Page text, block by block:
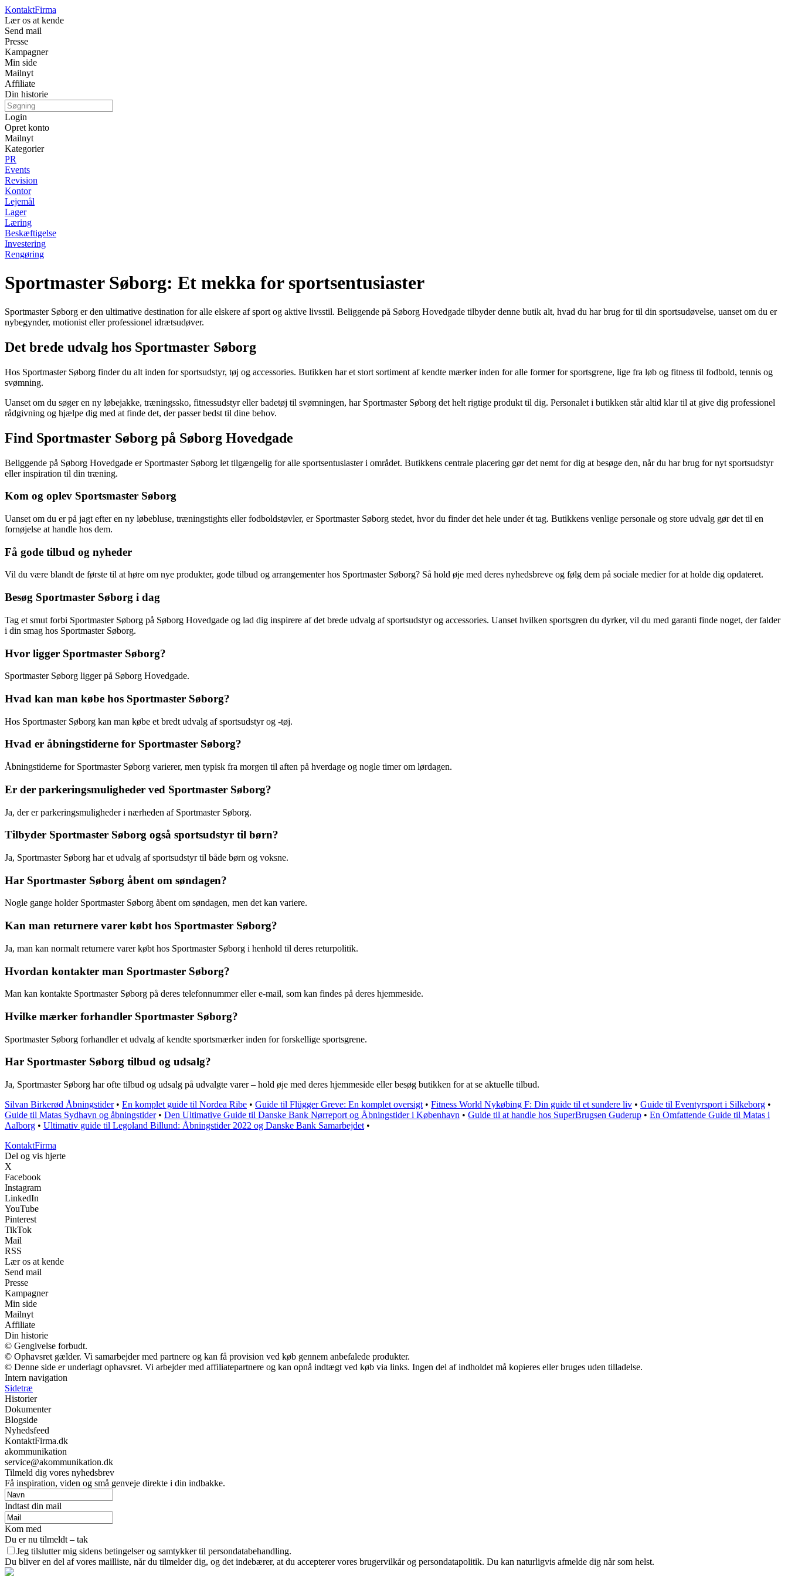
KontaktFirma
Lær os at kende
Send mail
Presse
Kampagner
Min side
Mailnyt
Affiliate
Din historie
Login
Opret konto
Mailnyt
Kategorier
PR
Events
Revision
Kontor
Lejemål
Lager
Læring
Beskæftigelse
Investering
Rengøring
Sportmaster Søborg: Et mekka for sportsentusiaster
Sportmaster Søborg er den ultimative destination for alle elskere af sport og aktive livsstil. Beliggende på Søborg Hovedgade tilbyder denne butik alt, hvad du har brug for til din sportsudøvelse, uanset om du er
nybegynder, motionist eller professionel idrætsudøver.
Det brede udvalg hos Sportmaster Søborg
Hos Sportmaster Søborg finder du alt inden for sportsudstyr, tøj og accessories. Butikken har et stort sortiment af kendte mærker inden for alle former for sportsgrene, lige fra løb og fitness til fodbold, tennis og
svømning.
Uanset om du søger en ny løbejakke, træningssko, fitnessudstyr eller badetøj til svømningen, har Sportmaster Søborg det helt rigtige produkt til dig. Personalet i butikken står altid klar til at give dig professionel
rådgivning og hjælpe dig med at finde det, der passer bedst til dine behov.
Find Sportmaster Søborg på Søborg Hovedgade
Beliggende på Søborg Hovedgade er Sportmaster Søborg let tilgængelig for alle sportsentusiaster i området. Butikkens centrale placering gør det nemt for dig at besøge den, når du har brug for nyt sportsudstyr
eller inspiration til din træning.
Kom og oplev Sportsmaster Søborg
Uanset om du er på jagt efter en ny løbebluse, træningstights eller fodboldstøvler, er Sportmaster Søborg stedet, hvor du finder det hele under ét tag. Butikkens venlige personale og store udvalg gør det til en
fornøjelse at handle hos dem.
Få gode tilbud og nyheder
Vil du være blandt de første til at høre om nye produkter, gode tilbud og arrangementer hos Sportmaster Søborg? Så hold øje med deres nyhedsbreve og følg dem på sociale medier for at holde dig opdateret.
Besøg Sportmaster Søborg i dag
Tag et smut forbi Sportmaster Søborg på Søborg Hovedgade og lad dig inspirere af det brede udvalg af sportsudstyr og accessories. Uanset hvilken sportsgren du dyrker, vil du med garanti finde noget, der falder
i din smag hos Sportmaster Søborg.
Hvor ligger Sportmaster Søborg?
Sportmaster Søborg ligger på Søborg Hovedgade.
Hvad kan man købe hos Sportmaster Søborg?
Hos Sportmaster Søborg kan man købe et bredt udvalg af sportsudstyr og -tøj.
Hvad er åbningstiderne for Sportmaster Søborg?
Åbningstiderne for Sportmaster Søborg varierer, men typisk fra morgen til aften på hverdage og nogle timer om lørdagen.
Er der parkeringsmuligheder ved Sportmaster Søborg?
Ja, der er parkeringsmuligheder i nærheden af Sportmaster Søborg.
Tilbyder Sportmaster Søborg også sportsudstyr til børn?
Ja, Sportmaster Søborg har et udvalg af sportsudstyr til både børn og voksne.
Har Sportmaster Søborg åbent om søndagen?
Nogle gange holder Sportmaster Søborg åbent om søndagen, men det kan variere.
Kan man returnere varer købt hos Sportmaster Søborg?
Ja, man kan normalt returnere varer købt hos Sportmaster Søborg i henhold til deres returpolitik.
Hvordan kontakter man Sportmaster Søborg?
Man kan kontakte Sportmaster Søborg på deres telefonnummer eller e-mail, som kan findes på deres hjemmeside.
Hvilke mærker forhandler Sportmaster Søborg?
Sportmaster Søborg forhandler et udvalg af kendte sportsmærker inden for forskellige sportsgrene.
Har Sportmaster Søborg tilbud og udsalg?
Ja, Sportmaster Søborg har ofte tilbud og udsalg på udvalgte varer – hold øje med deres hjemmeside eller besøg butikken for at se aktuelle tilbud.
Silvan Birkerød Åbningstider• En komplet guide til Nordea Ribe • Guide til Flügger Greve: En komplet oversigt • Fitness World Nykøbing F: Din guide til et sundere liv • Guide til Eventyrsport i Silkeborg •
Guide til Matas Sydhavn og åbningstider• Den Ultimative Guide til Danske Bank Nørreport og Åbningstider i København • Guide til at handle hos SuperBrugsen Guderup • En Omfattende Guide til Matas i
Aalborg • Ultimativ guide til Legoland Billund: Åbningstider 2022 og Danske Bank Samarbejdet •
KontaktFirma
Del og vis hjerte
X
Facebook
Instagram
LinkedIn
YouTube
Pinterest
TikTok
Mail
RSS
Lær os at kende
Send mail
Presse
Kampagner
Min side
Mailnyt
Affiliate
Din historie
© Gengivelse forbudt.
© Ophavsret gælder. Vi samarbejder med partnere og kan få provision ved køb gennem anbefalede produkter.
© Denne side er underlagt ophavsret. Vi arbejder med affiliatepartnere og kan opnå indtægt ved køb via links. Ingen del af indholdet må kopieres eller bruges uden tilladelse.
Intern navigation
Sidetræ
Historier
Dokumenter
Blogside
Nyhedsfeed
KontaktFirma.dk
akommunikation
service@akommunikation.dk
Tilmeld dig vores nyhedsbrev
Få inspiration, viden og små genveje direkte i din indbakke.
Indtast din mail
Kom med
Du er nu tilmeldt – tak
Jeg tilslutter mig sidens betingelser og samtykker til persondatabehandling.
Du bliver en del af vores mailliste, når du tilmelder dig, og det indebærer, at du accepterer vores brugervilkår og persondatapolitik. Du kan naturligvis afmelde dig når som helst.